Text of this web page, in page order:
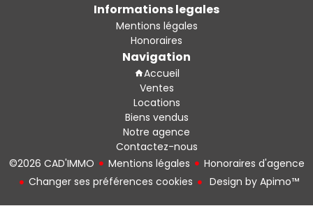
Informations legales
Mentions légales
Honoraires
Navigation
Accueil
Ventes
Locations
Biens vendus
Notre agence
Contactez-nous
©2026 CAD'IMMO
Mentions légales
Honoraires d'agence
Changer ses préférences cookies
Design by Apimo™